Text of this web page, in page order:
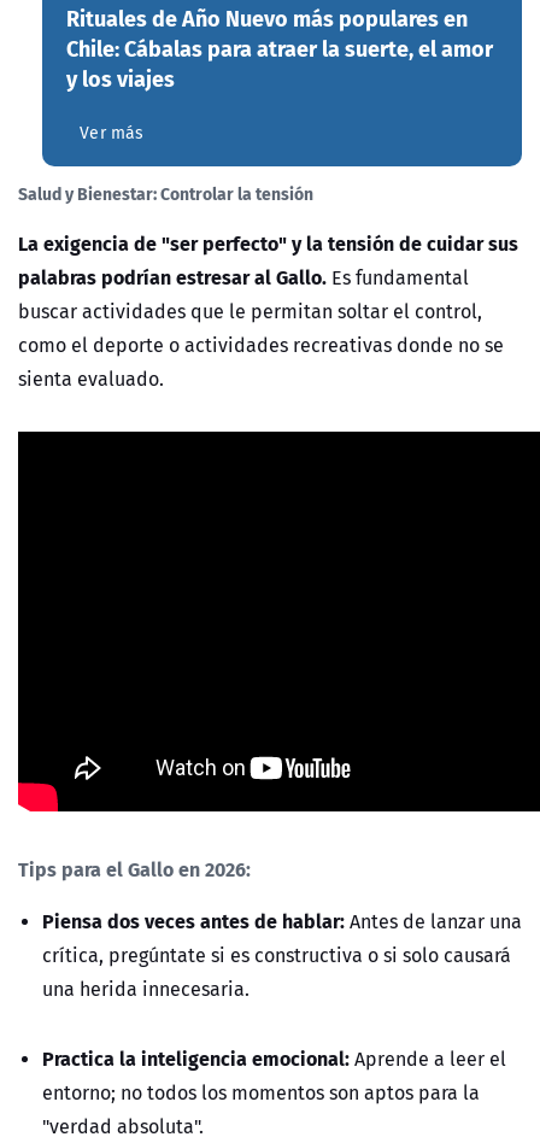
Rituales de Año Nuevo más populares en
Chile: Cábalas para atraer la suerte, el amor
y los viajes
Ver más
Salud y Bienestar: Controlar la tensión
La exigencia de "ser perfecto" y la tensión de cuidar sus
palabras podrían estresar al Gallo. Es fundamental
buscar actividades que le permitan soltar el control,
como el deporte o actividades recreativas donde no se
sienta evaluado.
Tips para el Gallo en 2026:
Piensa dos veces antes de hablar:Antes de lanzar una
crítica, pregúntate si es constructiva o si solo causará
una herida innecesaria.
Practica la inteligencia emocional:Aprende a leer el
entorno; no todos los momentos son aptos para la
"verdad absoluta".